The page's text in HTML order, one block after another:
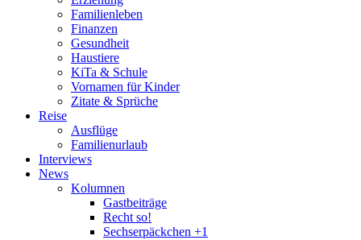
Familienleben
Finanzen
Gesundheit
Haustiere
KiTa & Schule
Vornamen für Kinder
Zitate & Sprüche
Reise
Ausflüge
Familienurlaub
Interviews
News
Kolumnen
Gastbeiträge
Recht so!
Sechserpäckchen +1